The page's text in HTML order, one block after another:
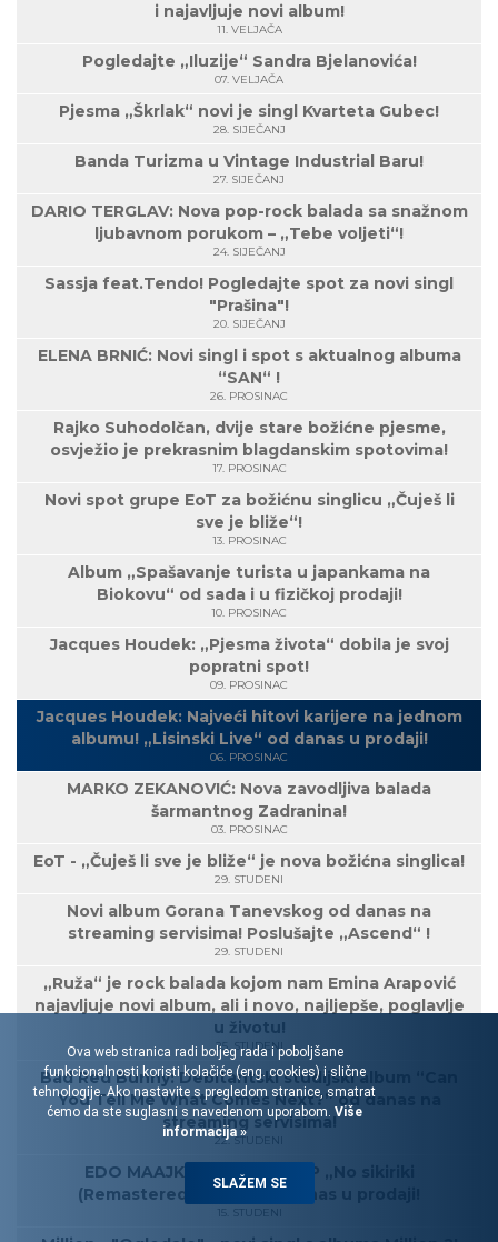
i najavljuje novi album!
11. VELJAČA
Pogledajte „Iluzije“ Sandra Bjelanovića!
07. VELJAČA
Pjesma „Škrlak“ novi je singl Kvarteta Gubec!
28. SIJEČANJ
Banda Turizma u Vintage Industrial Baru!
27. SIJEČANJ
DARIO TERGLAV: Nova pop-rock balada sa snažnom
ljubavnom porukom – „Tebe voljeti“!
24. SIJEČANJ
Sassja feat.Tendo! Pogledajte spot za novi singl
"Prašina"!
20. SIJEČANJ
ELENA BRNIĆ: Novi singl i spot s aktualnog albuma
“SAN“ !
26. PROSINAC
Rajko Suhodolčan, dvije stare božićne pjesme,
osvježio je prekrasnim blagdanskim spotovima!
17. PROSINAC
Novi spot grupe EoT za božićnu singlicu „Čuješ li
sve je bliže“!
13. PROSINAC
Album „Spašavanje turista u japankama na
Biokovu“ od sada i u fizičkoj prodaji!
10. PROSINAC
Jacques Houdek: „Pjesma života“ dobila je svoj
popratni spot!
09. PROSINAC
Jacques Houdek: Najveći hitovi karijere na jednom
albumu! „Lisinski Live“ od danas u prodaji!
06. PROSINAC
MARKO ZEKANOVIĆ: Nova zavodljiva balada
šarmantnog Zadranina!
03. PROSINAC
EoT - „Čuješ li sve je bliže“ je nova božićna singlica!
29. STUDENI
Novi album Gorana Tanevskog od danas na
streaming servisima! Poslušajte „Ascend“ !
29. STUDENI
„Ruža“ je rock balada kojom nam Emina Arapović
najavljuje novi album, ali i novo, najljepše, poglavlje
u životu!
25. STUDENI
Bad Red Bunny: Debitantski studijski album “Can
You Tell Me What Comes Next?” od danas na
streaming servisima!
22. STUDENI
EDO MAAJKA - Dvostruki LP „No sikiriki
(Remastered 2024.)“ od danas u prodaji!
15. STUDENI
Ova web stranica radi boljeg rada i poboljšane
funkcionalnosti koristi kolačiće (eng. cookies) i slične
tehnologije. Ako nastavite s pregledom stranice, smatrat
ćemo da ste suglasni s navedenom uporabom. Više
informacija »
SLAŽEM SE